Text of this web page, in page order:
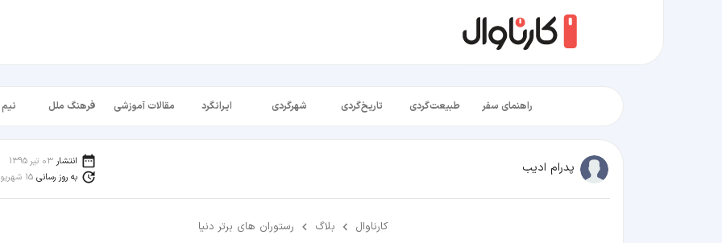
راهنمای سفر طبیعت‌گردی تاریخ‌گردی شهرگردی ایرانگرد مقالات آموزشی فرهنگ ملل
پدرام ادیب انتشار 03 تیر 1395
به روز رسانی 15 شهریور 1398
کارناوال بلاگ رستوران های برتر دنیا